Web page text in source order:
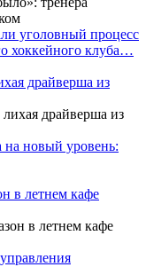
уголовный процесс
хоккейного клуба…
драйверша из
на новый уровень:
в летнем кафе